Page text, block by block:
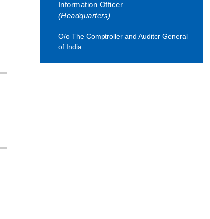
Information Officer
(Headquarters)
O/o The Comptroller and Auditor General
of India